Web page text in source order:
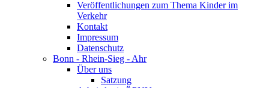
Veröffentlichungen zum Thema Kinder im
Verkehr
Kontakt
Impressum
Datenschutz
Bonn - Rhein-Sieg - Ahr
Über uns
Satzung